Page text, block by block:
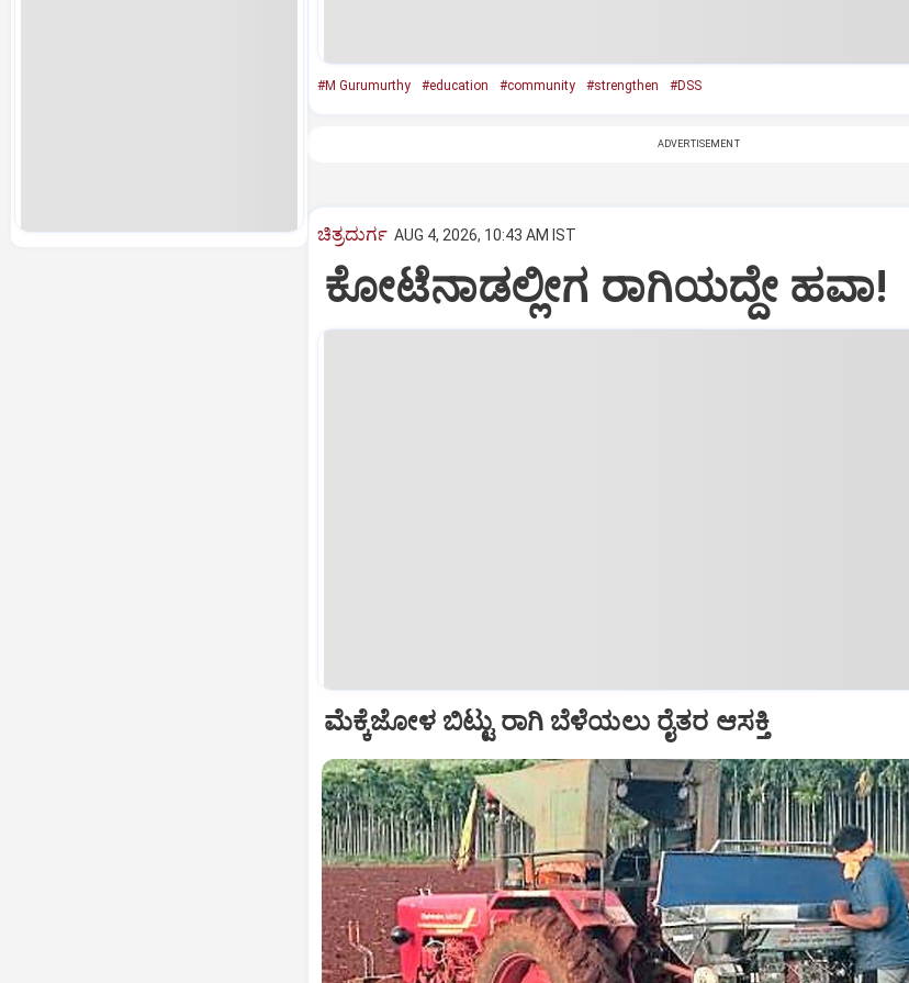
#​​M Gurumurthy #education #community #strengthen #DSS
ADVERTISEMENT
ಚಿತ್ರದುರ್ಗ AUG 4, 2026, 10:43 AM IST
ಕೋಟೆನಾಡಲ್ಲೀಗ ರಾಗಿಯದ್ದೇ ಹವಾ!
ಮೆಕ್ಕೆಜೋಳ ಬಿಟ್ಟು ರಾಗಿ ಬೆಳೆಯಲು ರೈತರ ಆಸಕ್ತಿ